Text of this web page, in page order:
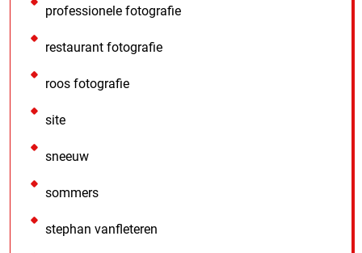
professionele fotografie
restaurant fotografie
roos fotografie
site
sneeuw
sommers
stephan vanfleteren